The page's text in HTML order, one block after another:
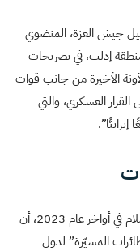
جيش العزة، المنضوي
إدلب، في تصريحات
الأخيرة من جانب قوات
القرار العسكري، والتي
كشف تقرير لمنظمة “باكس” الهولندية لبناء السلام في أواخر عام 2023، أن
المسيّرة” لدول